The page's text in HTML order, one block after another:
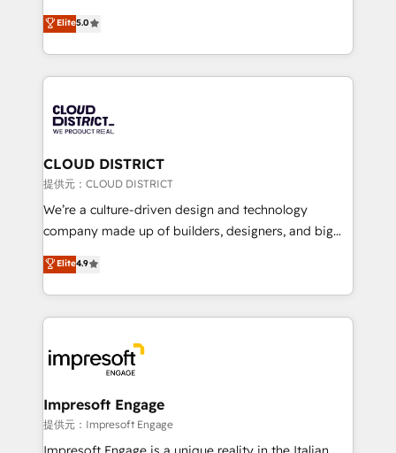
Inbound Campaign of the Year 🏆 Gold AVA Digital
Award for Best Website 🌟 Accreditations: CRM
expertise across Latin America and Southern
Europe, with teams across 7 countries. Born in Chile,
we combine local insight with international reach to
help businesses grow through technology, creativity,
500+ HubSpot implementations, building end-to-
end solutions that integrate CRM, AI automation,
inbound and loop marketing, content, and digital
creativity. Our multicultural team works in Spanish,
Portuguese, and English to design scalable strategies
that drive measurable growth. 🌎 Highlights: • 10+
Platform Migration Excellence. • Top 3 Partner of the
Year LATAM 2022, 2023, 2024, 2025. • Partner of the
business with HubSpot? Let Cebra’s experts help
you grow faster, smarter, and with impact.
Elite5.0
CLOUD DISTRICT
提供元：CLOUD DISTRICT
We’re a culture-driven design and technology
company made up of builders, designers, and big
thinkers. We blend strategy, design, and
development—always fueled by curiosity—to turn
ideas, opportunities, and challenges into meaningful
experiences. To us, technology is more than just
and—most importantly—simple. That’s why we lean
into bold ideas and shape them into thoughtful
products and strategies that actually make a
difference.
Elite4.9
Impresoft Engage
提供元：Impresoft Engage